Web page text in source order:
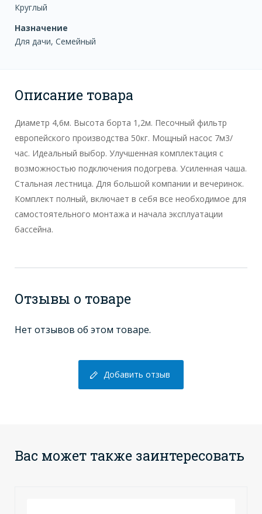
Круглый
Назначение
Для дачи, Семейный
Описание товара
Диаметр 4,6м. Высота борта 1,2м. Песочный фильтр
европейского производства 50кг. Мощный насос 7м3/
час. Идеальный выбор. Улучшенная комплектация с
возможностью подключения подогрева. Усиленная чаша.
Стальная лестница. Для большой компании и вечеринок.
Комплект полный, включает в себя все необходимое для
самостоятельного монтажа и начала эксплуатации
бассейна.
Отзывы о товаре
Нет отзывов об этом товаре.
Добавить отзыв
Вас может также заинтересовать